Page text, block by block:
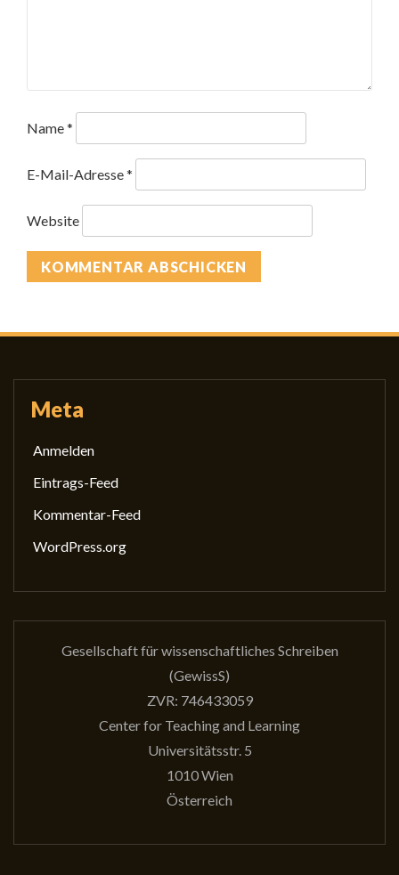
Name*
E-Mail-Adresse*
Website
Meta
Anmelden
Eintrags-Feed
Kommentar-Feed
WordPress.org
Gesellschaft für wissenschaftliches Schreiben
(GewissS)
ZVR: 746433059
Center for Teaching and Learning
Universitätsstr. 5
1010 Wien
Österreich